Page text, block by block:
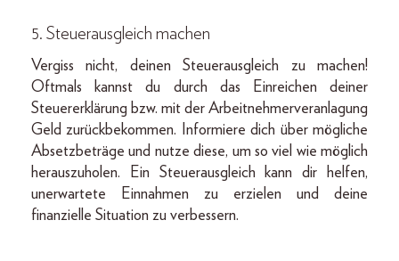
5. Steuerausgleich machen
Vergiss nicht, deinen Steuerausgleich zu machen!
Oftmals kannst du durch das Einreichen deiner
Steuererklärung bzw. mit der Arbeitnehmerveranlagung
Geld zurückbekommen. Informiere dich über mögliche
Absetzbeträge und nutze diese, um so viel wie möglich
herauszuholen. Ein Steuerausgleich kann dir helfen,
unerwartete Einnahmen zu erzielen und deine
finanzielle Situation zu verbessern.